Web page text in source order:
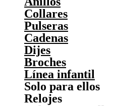
Collares
Pulseras
Cadenas
Dijes
Broches
Línea infantil
Solo para ellos
Relojes